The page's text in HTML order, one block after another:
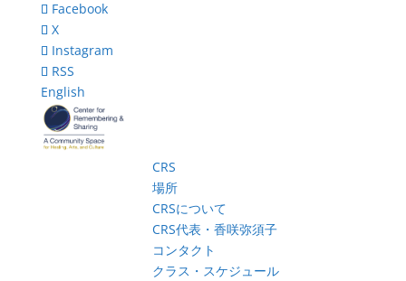
Facebook
X
Instagram
RSS
English
CRS
場所
CRSについて
CRS代表・香咲弥須子
コンタクト
クラス・スケジュール